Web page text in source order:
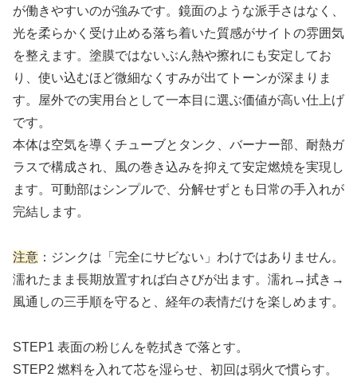
が働きやすいのが強みです。鏡面のような派手さはなく、
光を柔らかく受け止める落ち着いた質感がサイトの雰囲気
を整えます。塗膜ではないぶん熱や擦れにも安定してお
り、使い込むほど微細なくすみが出てトーンが深まりま
す。屋外での実用台として一本目に選ぶ価値が高い仕上げ
です。
本体は空気を導くチューブとタンク、バーナー部、耐熱ガ
ラスで構成され、風の巻き込みを抑えて安定燃焼を実現し
ます。可動部はシンプルで、分解せずとも日常の手入れが
完結します。
注意 ：ジンクは「完全にサビない」わけではありません。
濡れたまま長期放置すれば白さびが出ます。濡れ→拭き→
風通しの三手順を守ると、経年の表情だけを楽しめます。
STEP1 表面の粉じんを乾拭きで落とす。
STEP2 燃料を入れて芯を湿らせ、初回は弱火で慣らす。